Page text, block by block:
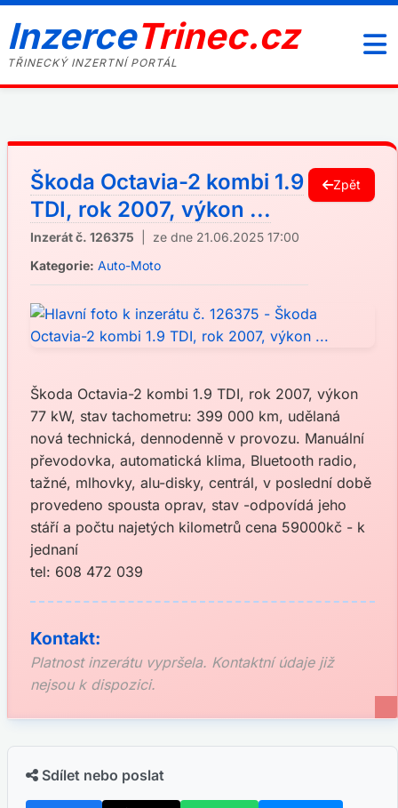
InzerceTrinec.cz
TŘINECKÝ INZERTNÍ PORTÁL
Škoda Octavia-2 kombi 1.9
TDI, rok 2007, výkon ...
Inzerát č. 126375 | ze dne 21.06.2025 17:00
Kategorie: Auto-Moto
Zpět
Škoda Octavia-2 kombi 1.9 TDI, rok 2007, výkon
77 kW, stav tachometru: 399 000 km, udělaná
nová technická, dennodenně v provozu. Manuální
převodovka, automatická klima, Bluetooth radio,
tažné, mlhovky, alu-disky, centrál, v poslední době
provedeno spousta oprav, stav -odpovídá jeho
stáří a počtu najetých kilometrů cena 59000kč - k
jednaní
tel: 608 472 039
Kontakt:
Platnost inzerátu vypršela. Kontaktní údaje již
nejsou k dispozici.
Sdílet nebo poslat